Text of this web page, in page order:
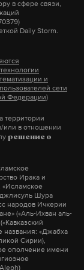
напала не на
там и
голову не
знаю, по-
шнурков.
дождетесь
конечно,
съезд
за
В целом одно
сто
от
MAX. Он
VK
в сфере связи,
Daily Storm.
и
сети
Федерации)
территории
или в отношении
решение о
Ирака и
«Исламское
Шура
народов Ичкерии
(«Аль-Ихван аль-
названия: «Джабха
Сирии),
ополчение имени